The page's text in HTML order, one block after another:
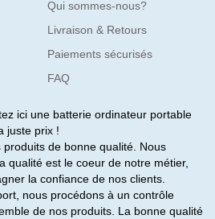
Qui sommes-nous?
Livraison & Retours
Paiements sécurisés
FAQ
ici une batterie ordinateur portable
juste prix !
de bonne qualité. Nous
qualité est le coeur de notre métier,
la confiance de nos clients.
nous procédons à un contrôle
de nos produits. La bonne qualité